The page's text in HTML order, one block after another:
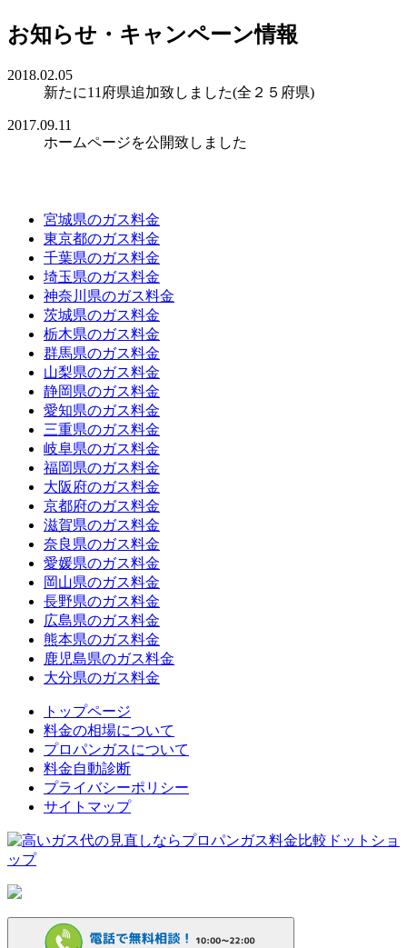
お知らせ・キャンペーン情報
2018.02.05
新たに11府県追加致しました(全２５府県)
2017.09.11
ホームページを公開致しました
宮城県のガス料金
東京都のガス料金
千葉県のガス料金
埼玉県のガス料金
神奈川県のガス料金
茨城県のガス料金
栃木県のガス料金
群馬県のガス料金
山梨県のガス料金
静岡県のガス料金
愛知県のガス料金
三重県のガス料金
岐阜県のガス料金
福岡県のガス料金
大阪府のガス料金
京都府のガス料金
滋賀県のガス料金
奈良県のガス料金
愛媛県のガス料金
岡山県のガス料金
長野県のガス料金
広島県のガス料金
熊本県のガス料金
鹿児島県のガス料金
大分県のガス料金
トップページ
料金の相場について
プロパンガスについて
料金自動診断
プライバシーポリシー
サイトマップ